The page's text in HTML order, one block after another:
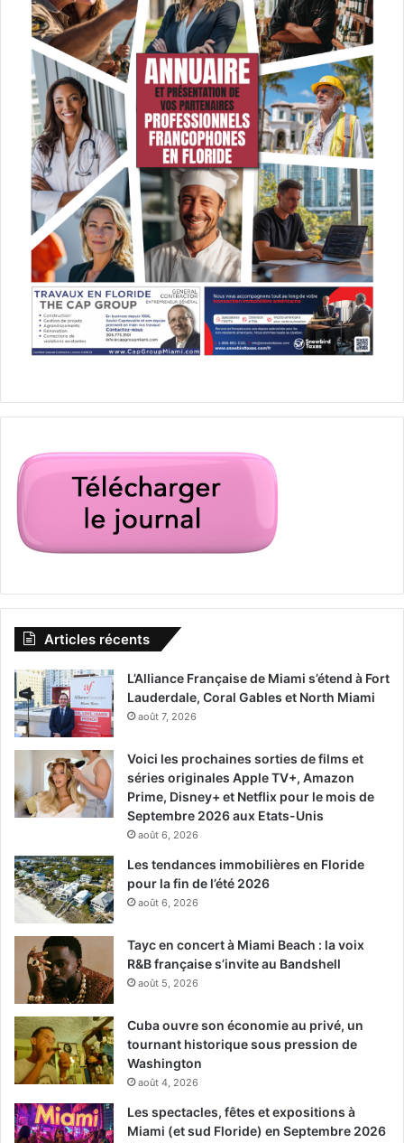
Articles récents
L’Alliance Française de Miami s’étend à Fort
Lauderdale, Coral Gables et North Miami
août 7, 2026
Voici les prochaines sorties de films et
séries originales Apple TV+, Amazon
Prime, Disney+ et Netflix pour le mois de
Septembre 2026 aux Etats-Unis
août 6, 2026
Les tendances immobilières en Floride
pour la fin de l’été 2026
août 6, 2026
Tayc en concert à Miami Beach : la voix
R&B française s’invite au Bandshell
août 5, 2026
Cuba ouvre son économie au privé, un
tournant historique sous pression de
Washington
août 4, 2026
Les spectacles, fêtes et expositions à
Miami (et sud Floride) en Septembre 2026